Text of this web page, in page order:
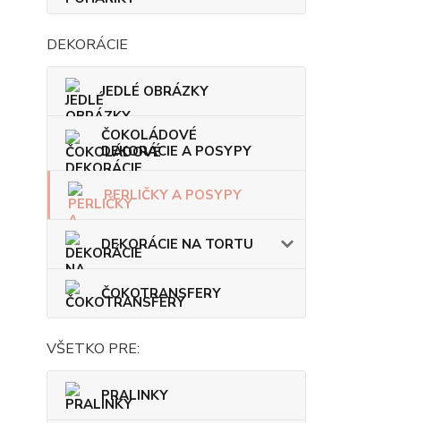
DEKORÁCIE
JEDLÉ OBRÁZKY
ČOKOLÁDOVÉ
DEKORÁCIE A POSYPY
PERLIČKY A POSYPY
DEKORÁCIE NA TORTU
ČOKOTRANSFERY
VŠETKO PRE:
PRALINKY